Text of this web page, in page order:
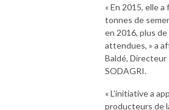
« En 2015, elle
tonnes de
en 2016, plus
attendues, » a
Baldé, Directeur
SODAGRI.
« L’initiative a
producteurs de